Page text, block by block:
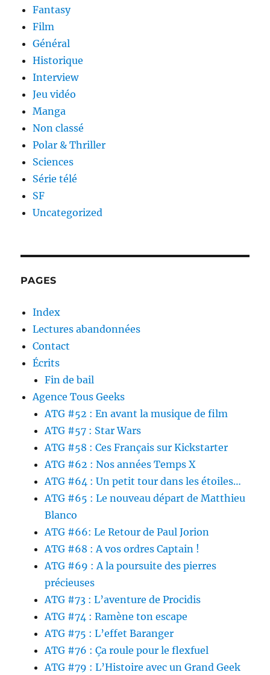
Fantasy
Film
Général
Historique
Interview
Jeu vidéo
Manga
Non classé
Polar & Thriller
Sciences
Série télé
SF
Uncategorized
PAGES
Index
Lectures abandonnées
Contact
Écrits
Fin de bail
Agence Tous Geeks
ATG #52 : En avant la musique de film
ATG #57 : Star Wars
ATG #58 : Ces Français sur Kickstarter
ATG #62 : Nos années Temps X
ATG #64 : Un petit tour dans les étoiles…
ATG #65 : Le nouveau départ de Matthieu
Blanco
ATG #66: Le Retour de Paul Jorion
ATG #68 : A vos ordres Captain !
ATG #69 : A la poursuite des pierres
précieuses
ATG #73 : L’aventure de Procidis
ATG #74 : Ramène ton escape
ATG #75 : L’effet Baranger
ATG #76 : Ça roule pour le flexfuel
ATG #79 : L’Histoire avec un Grand Geek